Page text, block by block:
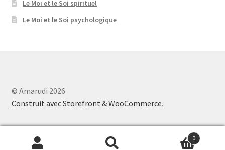
Le Moi et le Soi spirituel
Le Moi et le Soi psychologique
© Amarudi 2026
Construit avec Storefront & WooCommerce.
0